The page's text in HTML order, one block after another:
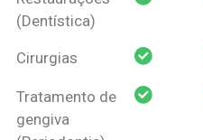
(Dentística)
Cirurgias
Tratamento de
gengiva